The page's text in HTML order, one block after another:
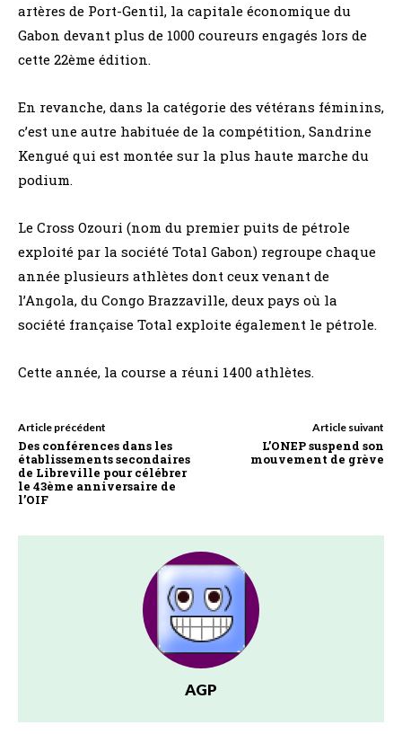
artères de Port-Gentil, la capitale économique du
Gabon devant plus de 1000 coureurs engagés lors de
cette 22ème édition.
En revanche, dans la catégorie des vétérans féminins,
c’est une autre habituée de la compétition, Sandrine
Kengué qui est montée sur la plus haute marche du
podium.
Le Cross Ozouri (nom du premier puits de pétrole
exploité par la société Total Gabon) regroupe chaque
année plusieurs athlètes dont ceux venant de
l’Angola, du Congo Brazzaville, deux pays où la
société française Total exploite également le pétrole.
Cette année, la course a réuni 1400 athlètes.
Article précédent
Des conférences dans les
établissements secondaires
de Libreville pour célébrer
le 43ème anniversaire de
l’OIF
Article suivant
L’ONEP suspend son
mouvement de grève
AGP